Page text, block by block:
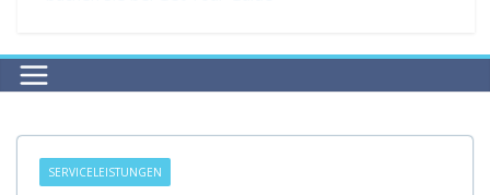
SERVICELEISTUNGEN